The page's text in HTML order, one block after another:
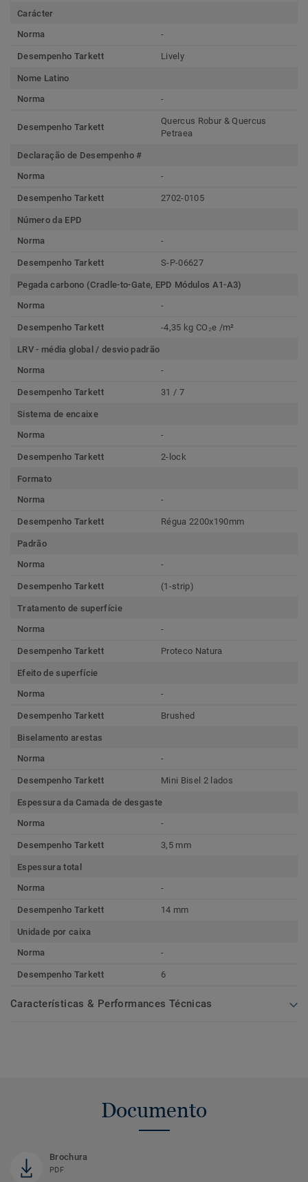
Carácter
Norma
-
Desempenho Tarkett Lively
Nome Latino
Norma
-
Desempenho Tarkett
Quercus Robur & Quercus
Petraea
Declaração de Desempenho #
Norma
-
Desempenho Tarkett 2702-0105
Número da EPD
Norma
-
Desempenho Tarkett S-P-06627
Pegada carbono (Cradle-to-Gate, EPD Módulos A1-A3)
Norma
-
Desempenho Tarkett -4,35 kg CO₂e /m²
LRV - média global / desvio padrão
Norma
-
Desempenho Tarkett 31 / 7
Sistema de encaixe
Norma
-
Desempenho Tarkett 2-lock
Formato
Norma
-
Desempenho Tarkett Régua 2200x190mm
Padrão
Norma
-
Desempenho Tarkett (1-strip)
Tratamento de superfície
Norma
-
Desempenho Tarkett Proteco Natura
Efeito de superfície
Norma
-
Desempenho Tarkett Brushed
Biselamento arestas
Norma
-
Desempenho Tarkett Mini Bisel 2 lados
Espessura da Camada de desgaste
Norma
-
Desempenho Tarkett 3,5 mm
Espessura total
Norma
-
Desempenho Tarkett 14 mm
Unidade por caixa
Norma
-
Desempenho Tarkett 6
Características & Performances Técnicas
Documento
Brochura
PDF